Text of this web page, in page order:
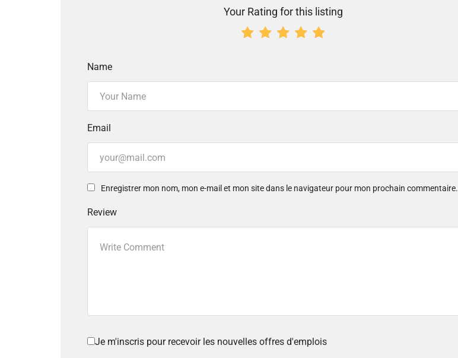
Your Rating for this listing
Name
Email
Enregistrer mon nom, mon e-mail et mon site dans le navigateur pour mon prochain commentaire.
Review
Je m'inscris pour recevoir les nouvelles offres d'emplois